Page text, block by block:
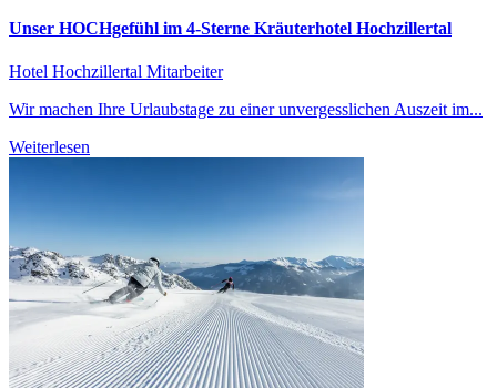
Unser HOCHgefühl im 4-Sterne Kräuterhotel Hochzillertal
Hotel Hochzillertal Mitarbeiter
Wir machen Ihre Urlaubstage zu einer unvergesslichen Auszeit im...
Weiterlesen